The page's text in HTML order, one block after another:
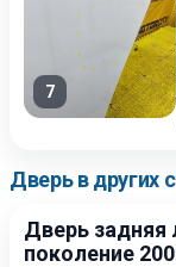
7
Дверь в других
Дверь задняя
поколение